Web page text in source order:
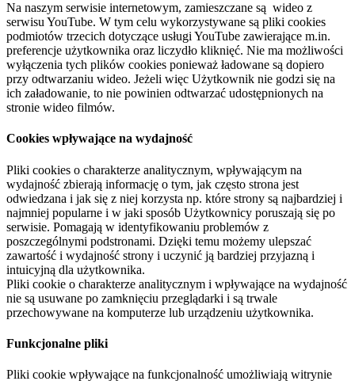
Na naszym serwisie internetowym, zamieszczane są wideo z
serwisu YouTube. W tym celu wykorzystywane są pliki cookies
podmiotów trzecich dotyczące usługi YouTube zawierające m.in.
preferencje użytkownika oraz liczydło kliknięć. Nie ma możliwości
wyłączenia tych plików cookies ponieważ ładowane są dopiero
przy odtwarzaniu wideo. Jeżeli więc Użytkownik nie godzi się na
ich załadowanie, to nie powinien odtwarzać udostępnionych na
stronie wideo filmów.
Cookies wpływające na wydajność
Pliki cookies o charakterze analitycznym, wpływającym na
wydajność zbierają informację o tym, jak często strona jest
odwiedzana i jak się z niej korzysta np. które strony są najbardziej i
najmniej popularne i w jaki sposób Użytkownicy poruszają się po
serwisie. Pomagają w identyfikowaniu problemów z
poszczególnymi podstronami. Dzięki temu możemy ulepszać
zawartość i wydajność strony i uczynić ją bardziej przyjazną i
intuicyjną dla użytkownika.
Pliki cookie o charakterze analitycznym i wpływające na wydajność
nie są usuwane po zamknięciu przeglądarki i są trwale
przechowywane na komputerze lub urządzeniu użytkownika.
Funkcjonalne pliki
Pliki cookie wpływające na funkcjonalność umożliwiają witrynie